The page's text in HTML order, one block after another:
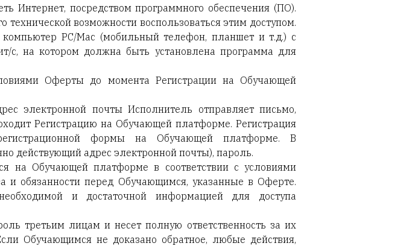
Интернет, посредством программного обеспечения (ПО).
возможности воспользоваться этим доступом.
PC/Mac (мобильный телефон, планшет и т.д.) с
с, на котором должна быть установлена программа для
Оферты до момента Регистрации на Обучающей
электронной почты Исполнитель отправляет письмо,
Регистрацию на Обучающей платформе. Регистрация
формы на Обучающей платформе. В
действующий адрес электронной почты), пароль.
на Обучающей платформе в соответствии с условиями
обязанности перед Обучающимся, указанные в Оферте.
и достаточной информацией для доступа
третьим лицам и несет полную ответственность за их
Обучающимся не доказано обратное, любые действия,